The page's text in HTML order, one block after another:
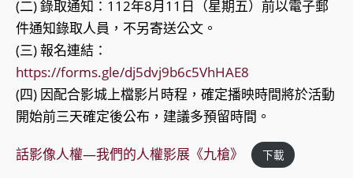
(二) 錄取通知：112年8月11日（星期五）前以電子郵
件通知錄取人員，不另寄送公文。
(三) 報名連結：
https://forms.gle/dj5dvj9b6c5VhHAE8
(四) 因配合影城上檔影片時程，確定播映時間將於活動
開始前三天確定後公布，建議多預留時間。
話影像人權—我們的人權影展《九槍》 下載